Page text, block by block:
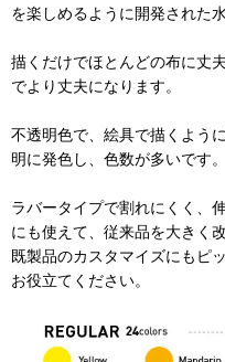
を楽しめるように開発された
描くだけでほとんどの布に丈
でより丈夫になります。
不透明色で、絵具で描くよう
明に発色し、色数が多いです。
ラバータイプで割れにくく、
にも使えて、従来品を大きく
既製品のカスタマイズにもピ
お役立てください。